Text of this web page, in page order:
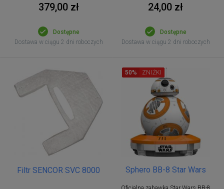
379,00 zł
Dostępne
Dostawa w ciągu 2 dni roboczych
24,00 zł
Dostępne
Dostawa w ciągu 2 dni roboczych
Filtr SENCOR SVC 8000 Sphero BB-8 Star Wars
50% ZNIŻKI